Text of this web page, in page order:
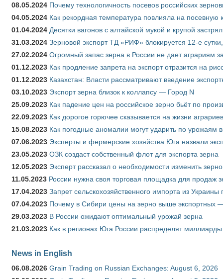
08.05.2024 Почему технологичность посевов российских
04.05.2024 Как рекордная температура повлияла на
01.04.2024 Десятки вагонов с алтайской мукой и крупой
31.03.2024 Зерновой экспорт ТД «РИФ» блокируется 12-е
27.02.2024 Огромный запас зерна в России не дает аграриям
01.12.2023 Как продление запрета на экспорт отразится на
01.12.2023 Казахстан: Власти рассматривают введение
03.10.2023 Экспорт зерна близок к коллапсу — Город N
25.09.2023 Как падение цен на российское зерно бьёт по
22.09.2023 Как дорогое горючее сказывается на жизни аграриев
15.08.2023 Как погодные аномалии могут ударить по урожаям
07.06.2023 Эксперты и фермерские хозяйства Юга назвали
23.05.2023 ОЗК создаст собственный флот для экспорта зерна
12.05.2023 Эксперт рассказал о необходимости изменить
11.05.2023 России нужна своя торговая площадка для продаж
17.04.2023 Запрет сельскохозяйственного импорта из
07.04.2023 Почему в Сибири цены на зерно выше экспортных
29.03.2023 В России ожидают оптимальный урожай зерна
21.03.2023 Как в регионах Юга России распределят
News in English
06.08.2026 Grain Trading on Russian Exchanges: August 6, 2026